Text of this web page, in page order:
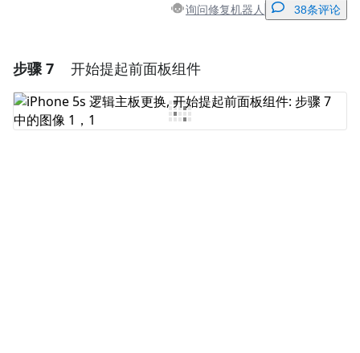
询问修复机器人 38条评论
添加一条评论
添加评论
步骤 7 开始提起前面板组件